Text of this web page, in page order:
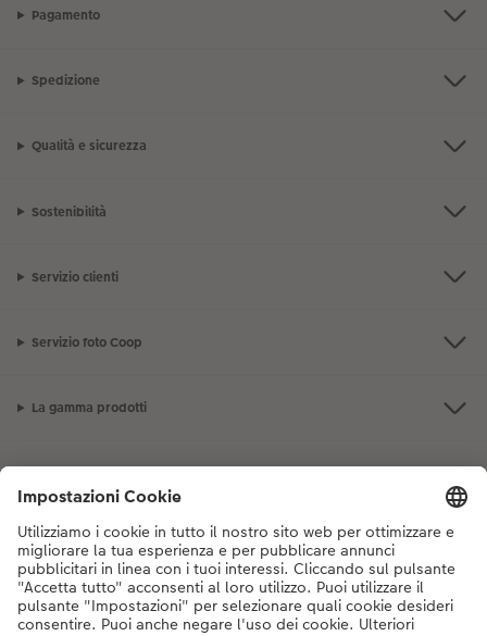
Pagamento
Spedizione
Qualità e sicurezza
Sostenibilità
Servizio clienti
Servizio foto Coop
La gamma prodotti
Se hai domande sui prodotti o sull'ordine, non esitare a contattarci dal
lunedì alla domenica dalle 9:00 alle 20:00 (esclusi i giorni festivi) al
numero di telefono044 499 10 38 dal lunedì alla domenica, dalle 9:00 alle
20:00 (festività escluse)
DE|FR|IT